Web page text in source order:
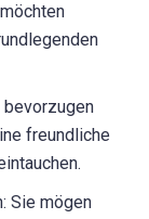
bevorzugen
freundliche
Sie mögen